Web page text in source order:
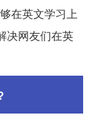
在英文学习上
决网友们在英